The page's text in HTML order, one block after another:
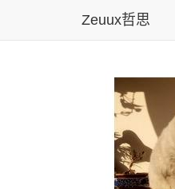
Zeuux哲思